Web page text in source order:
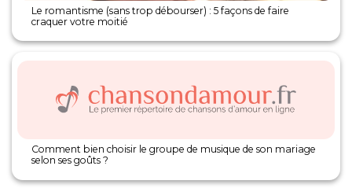
Le romantisme (sans trop débourser) : 5 façons de faire
craquer votre moitié
Comment bien choisir le groupe de musique de son mariage
selon ses goûts ?